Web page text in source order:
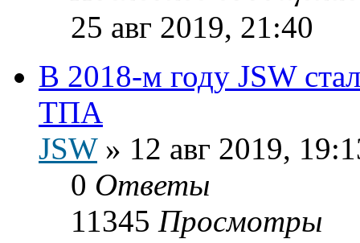
25 авг 2019, 21:40
В 2018-м году JSW
ТПА
JSW» 12 авг 2019,
0 Ответы
11345 Просмотры